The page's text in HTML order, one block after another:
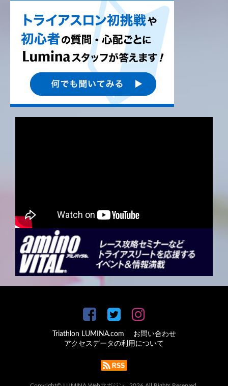
Triathlon LUMINA.com
お問い合わせ
アクセスデータの利用について